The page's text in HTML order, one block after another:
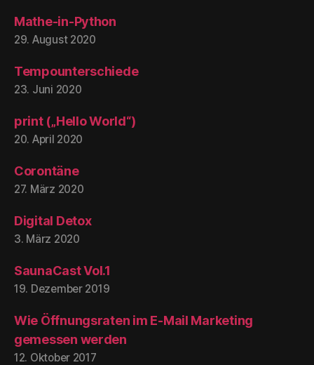
Mathe-in-Python
29. August 2020
Tempounterschiede
23. Juni 2020
print („Hello World“)
20. April 2020
Corontäne
27. März 2020
Digital Detox
3. März 2020
SaunaCast Vol.1
19. Dezember 2019
Wie Öffnungsraten im E-Mail Marketing
gemessen werden
12. Oktober 2017